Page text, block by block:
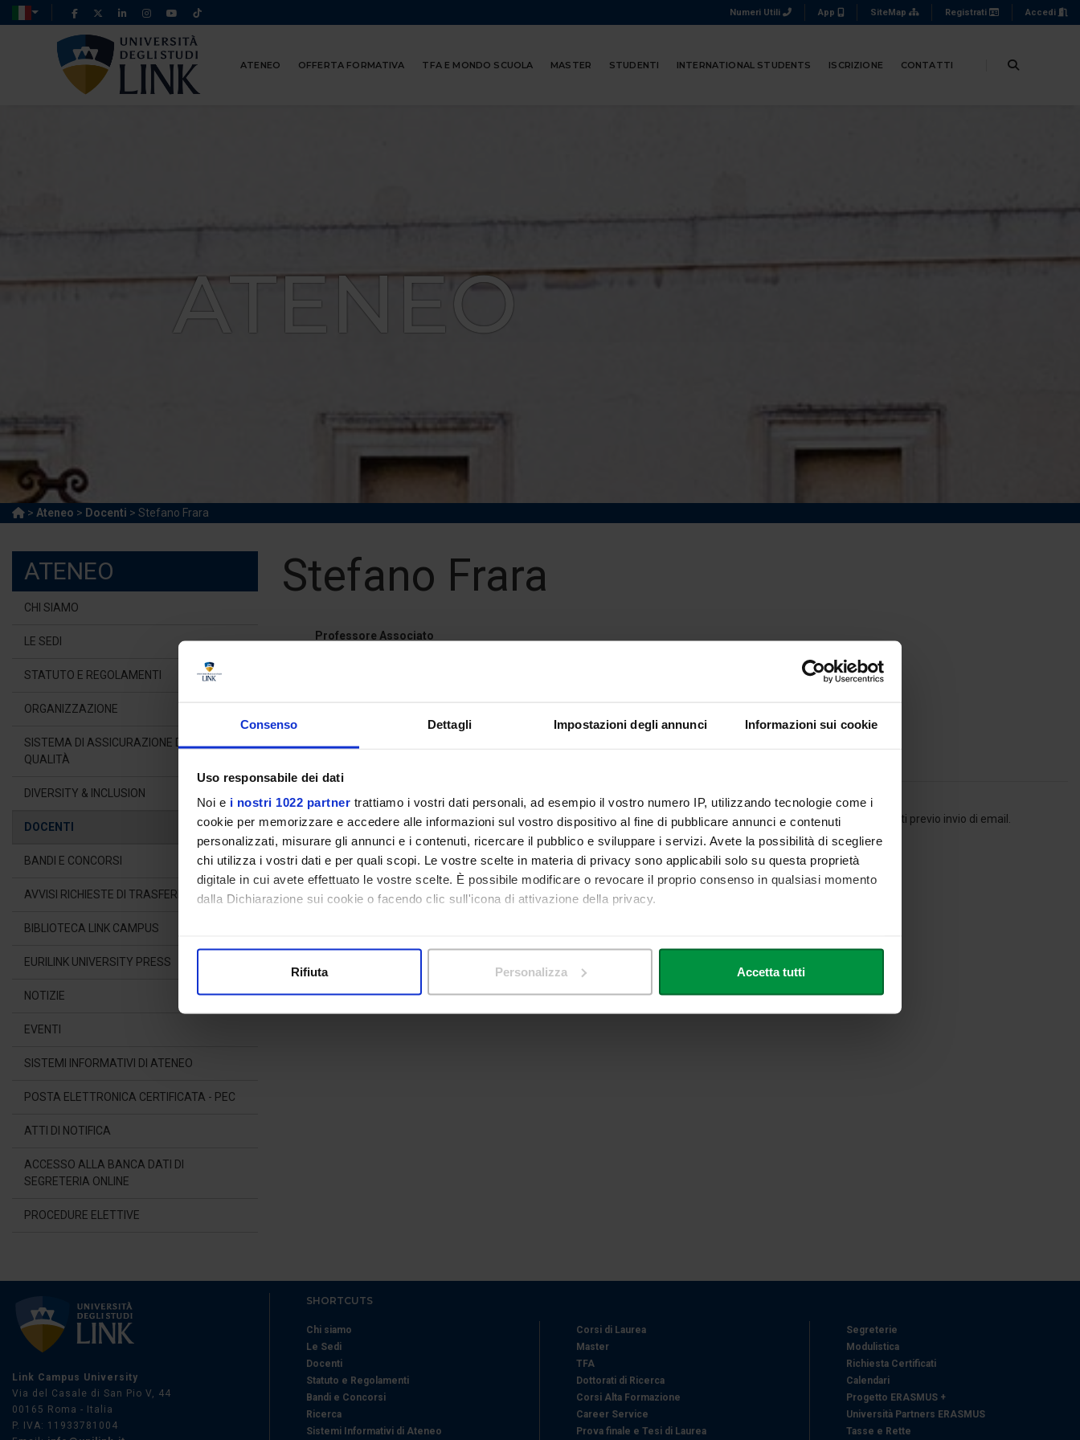
Consenso Dettagli Impostazioni degli annunci Informazioni sui cookie
Uso responsabile dei dati
Noi e i nostri 1022 partner trattiamo i vostri dati personali, ad esempio il vostro numero IP, utilizzando tecnologie come i
cookie per memorizzare e accedere alle informazioni sul vostro dispositivo al fine di pubblicare annunci e contenuti
personalizzati, misurare gli annunci e i contenuti, ricercare il pubblico e sviluppare i servizi. Avete la possibilità di scegliere
chi utilizza i vostri dati e per quali scopi. Le vostre scelte in materia di privacy sono applicabili solo su questa proprietà
digitale in cui avete effettuato le vostre scelte. È possibile modificare o revocare il proprio consenso in qualsiasi momento
dalla Dichiarazione sui cookie o facendo clic sull'icona di attivazione della privacy.
Identificare il tuo dispositivo, scansionandolo attivamente alla ricerca di caratteristiche specifiche (impronte digitali).
di analisi dei dati web, pubblicità e social media, i quali potrebbero combinarle con altre informazioni che ha fornito loro o
Rifiuta Personalizza Accetta tutti
Numeri Utili App SiteMap Registrati Accedi
ATENEO OFFERTA FORMATIVA TFA E MONDO SCUOLA MASTER STUDENTI INTERNATIONAL STUDENTS ISCRIZIONE CONTATTI
ATENEO
> Ateneo > Docenti > Stefano Frara
ATENEO
CHI SIAMO
LE SEDI
STATUTO E REGOLAMENTI
ORGANIZZAZIONE
SISTEMA DI ASSICURAZIONE DELLA
QUALITÀ
DIVERSITY & INCLUSION
DOCENTI
BANDI E CONCORSI
AVVISI RICHIESTE DI TRASFERIMENTO
BIBLIOTECA LINK CAMPUS
EURILINK UNIVERSITY PRESS
NOTIZIE
EVENTI
SISTEMI INFORMATIVI DI ATENEO
POSTA ELETTRONICA CERTIFICATA - PEC
ATTI DI NOTIFICA
ACCESSO ALLA BANCA DATI DI
SEGRETERIA ONLINE
PROCEDURE ELETTIVE
Stefano Frara
Professore Associato
COURSE CATALOGUE
ORARI DI RICEVIMENTO
Il docente è disponibile per il ricevimento studenti al termine delle lezioni. E' possibile, in ogni caso, concordare appuntamenti previo invio di email.
Link Campus University
Via del Casale di San Pio V, 44
00165 Roma - Italia
P. IVA: 11933781004
SHORTCUTS
Chi siamo
Le Sedi
Docenti
Statuto e Regolamenti
Bandi e Concorsi
Ricerca
Sistemi Informativi di Ateneo
Corsi di Laurea
Master
TFA
Dottorati di Ricerca
Corsi Alta Formazione
Career Service
Prova finale e Tesi di Laurea
Segreterie
Modulistica
Richiesta Certificati
Calendari
Progetto ERASMUS +
Università Partners ERASMUS
Tasse e Rette